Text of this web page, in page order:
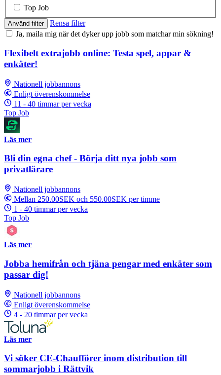
Top Job
Använd filter
Rensa filter
Ja, maila mig när det dyker upp jobb som matchar min sökning!
Flexibelt extrajobb online: Testa spel, appar &
enkäter!
Nationell jobbannons
Enligt överenskommelse
11 - 40 timmar per vecka
Top Job
Läs mer
Bli din egna chef - Börja ditt nya jobb som
privatlärare
Nationell jobbannons
Mellan 250.00SEK och 550.00SEK per timme
1 - 40 timmar per vecka
Top Job
Läs mer
Jobba hemifrån och tjäna pengar med enkäter som
passar dig!
Nationell jobbannons
Enligt överenskommelse
4 - 20 timmar per vecka
Läs mer
Vi söker CE-Chaufförer inom distribution till
sommarjobb i Rättvik